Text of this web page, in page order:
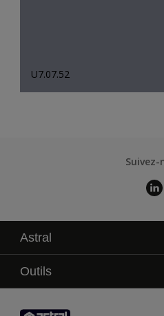
U7.07.52
Suivez-
Astral
La marque
Service technique
Contact
Outils